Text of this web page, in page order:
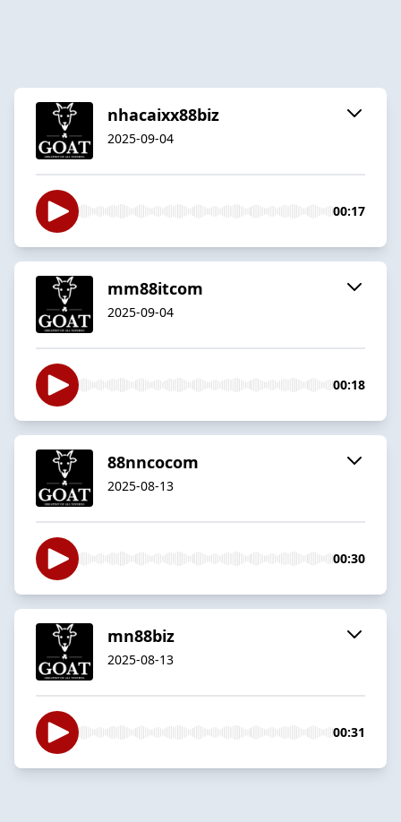
nhacaixx88biz
2025-09-04
00:17
mm88itcom
2025-09-04
00:18
88nncocom
2025-08-13
00:30
mn88biz
2025-08-13
00:31